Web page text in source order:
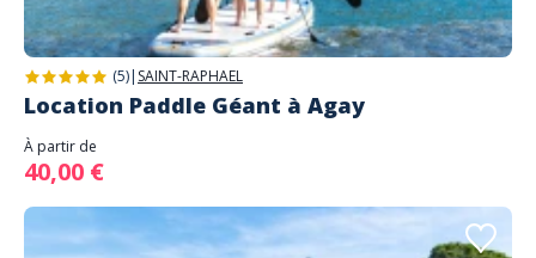
(5)| SAINT-RAPHAEL
Location Paddle Géant à Agay
À partir de
40,00 €